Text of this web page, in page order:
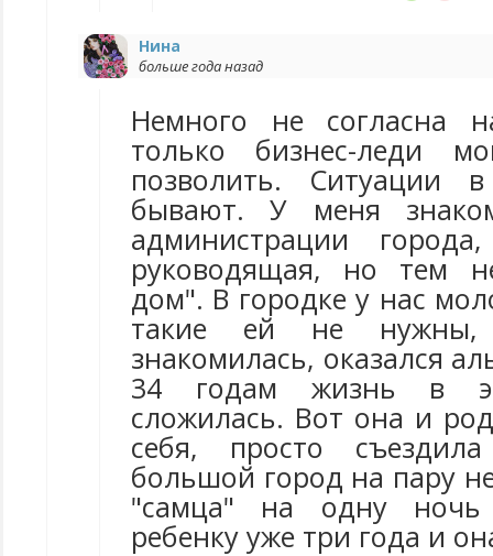
Нина
больше года назад
Немного не согласна
только бизнес-леди
позволить. Ситуации
бывают. У меня
администрации
руководящая, но тем
дом". В городке у нас
такие ей не нужны,
знакомилась, оказался
34 годам жизнь в
сложилась. Вот она и
себя, просто
большой город на пару
"самца" на одну
ребенку уже три года и